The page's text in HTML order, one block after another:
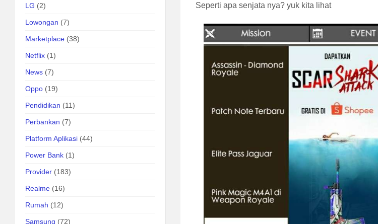
Seperti apa senjata nya? yuk kita lihat
LG (2)
Lowongan (7)
Marketplace (38)
Netflix (1)
News (7)
Oppo (19)
Pendidikan (11)
Perbankan (7)
Platform Aplikasi (44)
Power Bank (1)
Provider (183)
Realme (16)
Rumah (12)
Samsung (72)